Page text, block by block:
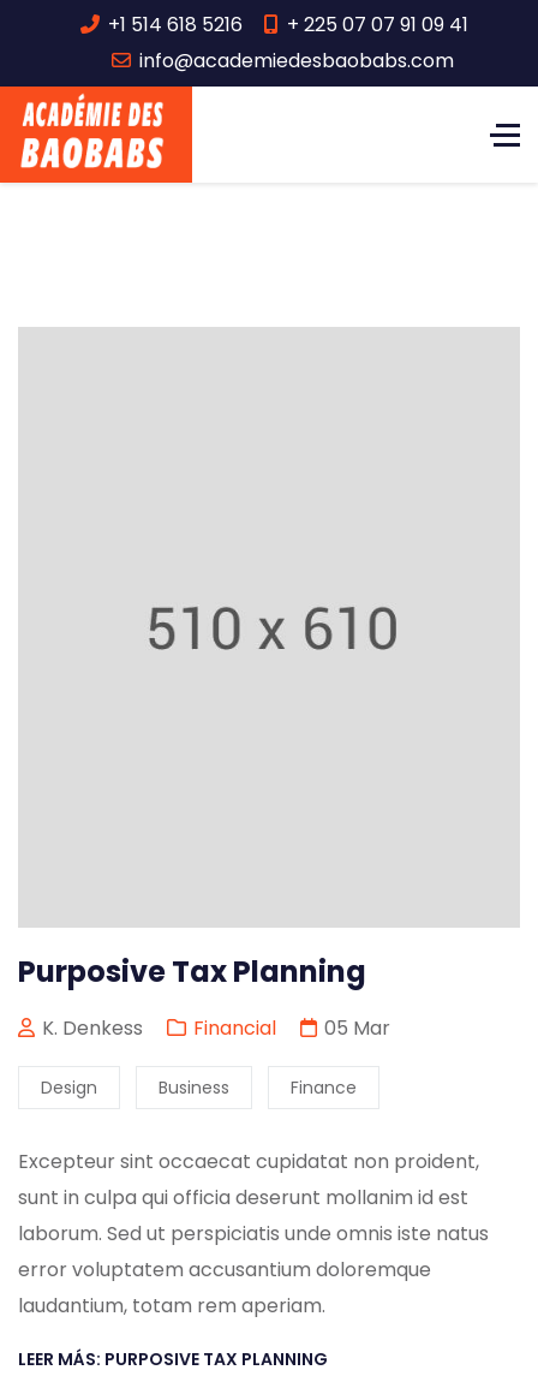
+1 514 618 5216
+ 225 07 07 91 09 41
info@academiedesbaobabs.com
Purposive Tax Planning
K. Denkess Financial 05 Mar
Design Business Finance
Excepteur sint occaecat cupidatat non proident,
sunt in culpa qui officia deserunt mollanim id est
laborum. Sed ut perspiciatis unde omnis iste natus
error voluptatem accusantium doloremque
laudantium, totam rem aperiam.
LEER MÁS: PURPOSIVE TAX PLANNING